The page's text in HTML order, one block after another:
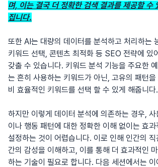
며, 이는 결국 더 정확한 검색 결과를 제공할 수
집니다.
또한 AI는 대량의 데이터를 분석하고 처리하는
키워드 선택, 콘텐츠 최적화 등 SEO 전략에 있
갖출 수 있습니다. 키워드 분석 기능을 주요한
는 흔히 사용하는 키워드가 아닌, 고유의 패턴을
비 효율적인 키워드를 선택 할 수 있게 해줍니다.
하지만 이렇게 데이터 분석에 의존하는 경우,
이나 행동 패턴에 대한 정확한 이해 없이는 효
설정하는 것이 어렵습니다. 이로 인해 인간의
간의 감성을 이해하고, 이를 통해 더 효과적인
하는 기술이 필요로 합니다. 다음 세션에서는 이